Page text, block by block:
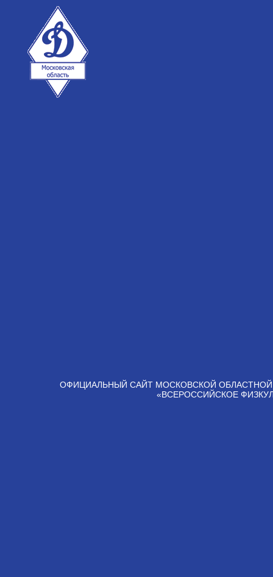
ОФИЦИАЛЬНЫЙ САЙТ МОСКОВСКОЙ
«ВСЕРОССИЙСКОЕ